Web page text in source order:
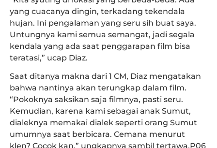
yang cuacanya dingin, terkadang tekendala
hujan. Ini pengalaman yang seru sih buat saya.
Untungnya kami semua semangat, jadi segala
kendala yang ada saat penggarapan film bisa
teratasi,” ucap Diaz.
Saat ditanya makna dari 1 CM, Diaz mengatakan
bahwa nantinya akan terungkap dalam film.
“Pokoknya saksikan saja filmnya, pasti seru.
Kemudian, karena kami sebagai anak Sumut,
dialeknya memakai dialek seperti orang Sumut
umumnya saat berbicara. Cemana menurut
klen? Cocok kan,” ungkapnya sambil tertawa.P06